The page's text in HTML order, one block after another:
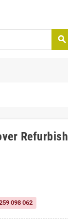
search
098 062